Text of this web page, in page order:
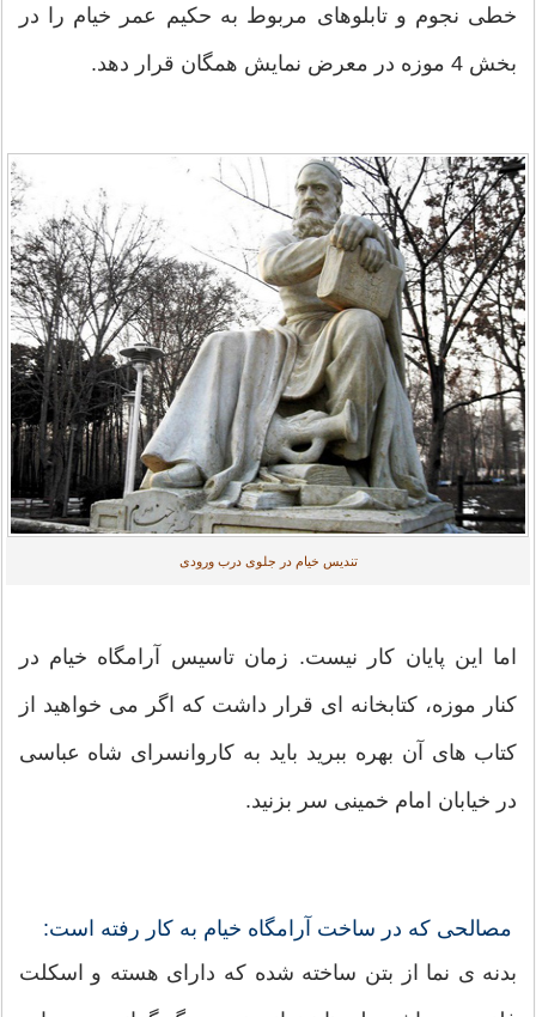
خطی نجوم و تابلوهای مربوط به حکیم عمر خیام را در
بخش 4 موزه در معرض نمایش همگان قرار دهد.
تندیس خیام در جلوی درب ورودی
اما این پایان کار نیست. زمان تاسیس آرامگاه خیام در
کنار موزه، کتابخانه ای قرار داشت که اگر می خواهید از
کتاب های آن بهره ببرید باید به کاروانسرای شاه عباسی
در خیابان امام خمینی سر بزنید.
مصالحی که در ساخت آرامگاه خیام به کار رفته است:
بدنه ی نما از بتن ساخته شده که دارای هسته و اسکلت